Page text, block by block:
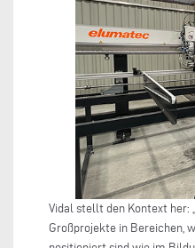
Vidal stellt den Kontext her:
Großprojekte in Bereichen,